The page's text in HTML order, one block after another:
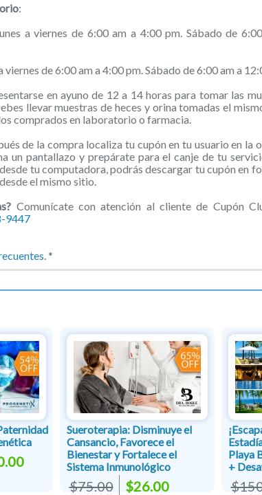
:
a viernes de 6:00 am a 4:00 pm. Sábado de
viernes de 6:00 am a 4:00 pm. Sábado de 6:00 am a
en ayuno de 12 a 14 horas para tomar las
llevar muestras de heces y orina tomadas el
comprados en laboratorio o farmacia.
de la compra localiza tu cupón en tu usuario en la
un pantallazo y prepárate para el canje de tu
tu computadora, podrás descargar tu cupón en
el mismo sitio.
Comunícate con atención al cliente de Cupón
9447
*
Sueroterapia: Disminuye el
Cansancio, Favorece el
Bienestar y Fortalece el
Sistema Inmunológico
$75.00 $26.00
Playa
+